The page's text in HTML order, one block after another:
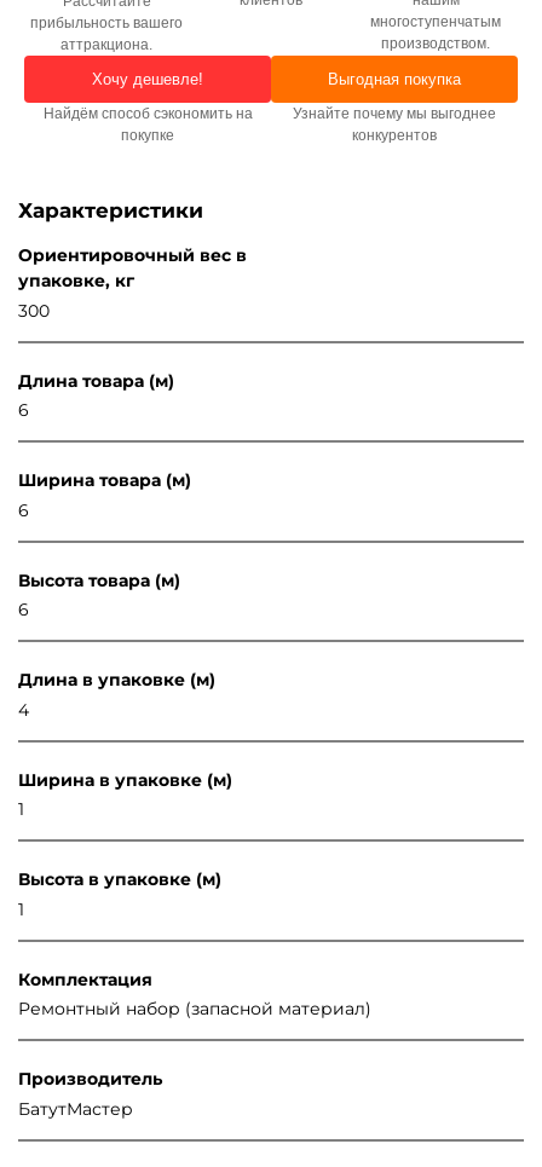
прибыльность вашего
аттракциона.
многоступенчатым
производством.
Хочу дешевле!
Найдём способ сэкономить на
покупке
Выгодная покупка
Узнайте почему мы выгоднее
конкурентов
Характеристики
Ориентировочный вес в
упаковке, кг
300
Длина товара (м)
6
Ширина товара (м)
6
Высота товара (м)
6
Длина в упаковке (м)
4
Ширина в упаковке (м)
1
Высота в упаковке (м)
1
Комплектация
Ремонтный набор (запасной материал)
Производитель
БатутМастер